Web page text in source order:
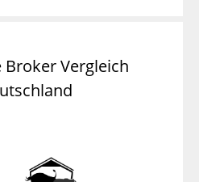
Broker Vergleich